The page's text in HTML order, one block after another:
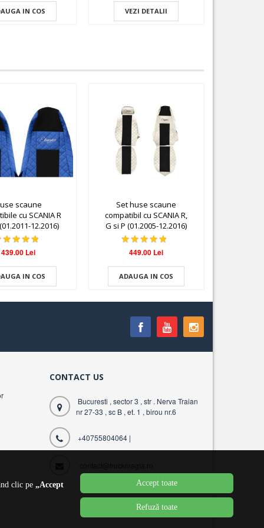
IN COS VEZI DETALII
scaune
cu SCANIA R
12.2016)
439.00 Lei
IN COS
Set huse scaune
compatibil cu SCANIA R,
G si P (01.2005-12.2016)
449.00 Lei
ADAUGA IN COS
CONTACT US
Bucuresti , sector 3 , str . Nerva Traian
nr 27-33 , sc B , et. 1 , birou nr.6
+40755804064|
clic pe „Accept Accept toate
Refuză toate